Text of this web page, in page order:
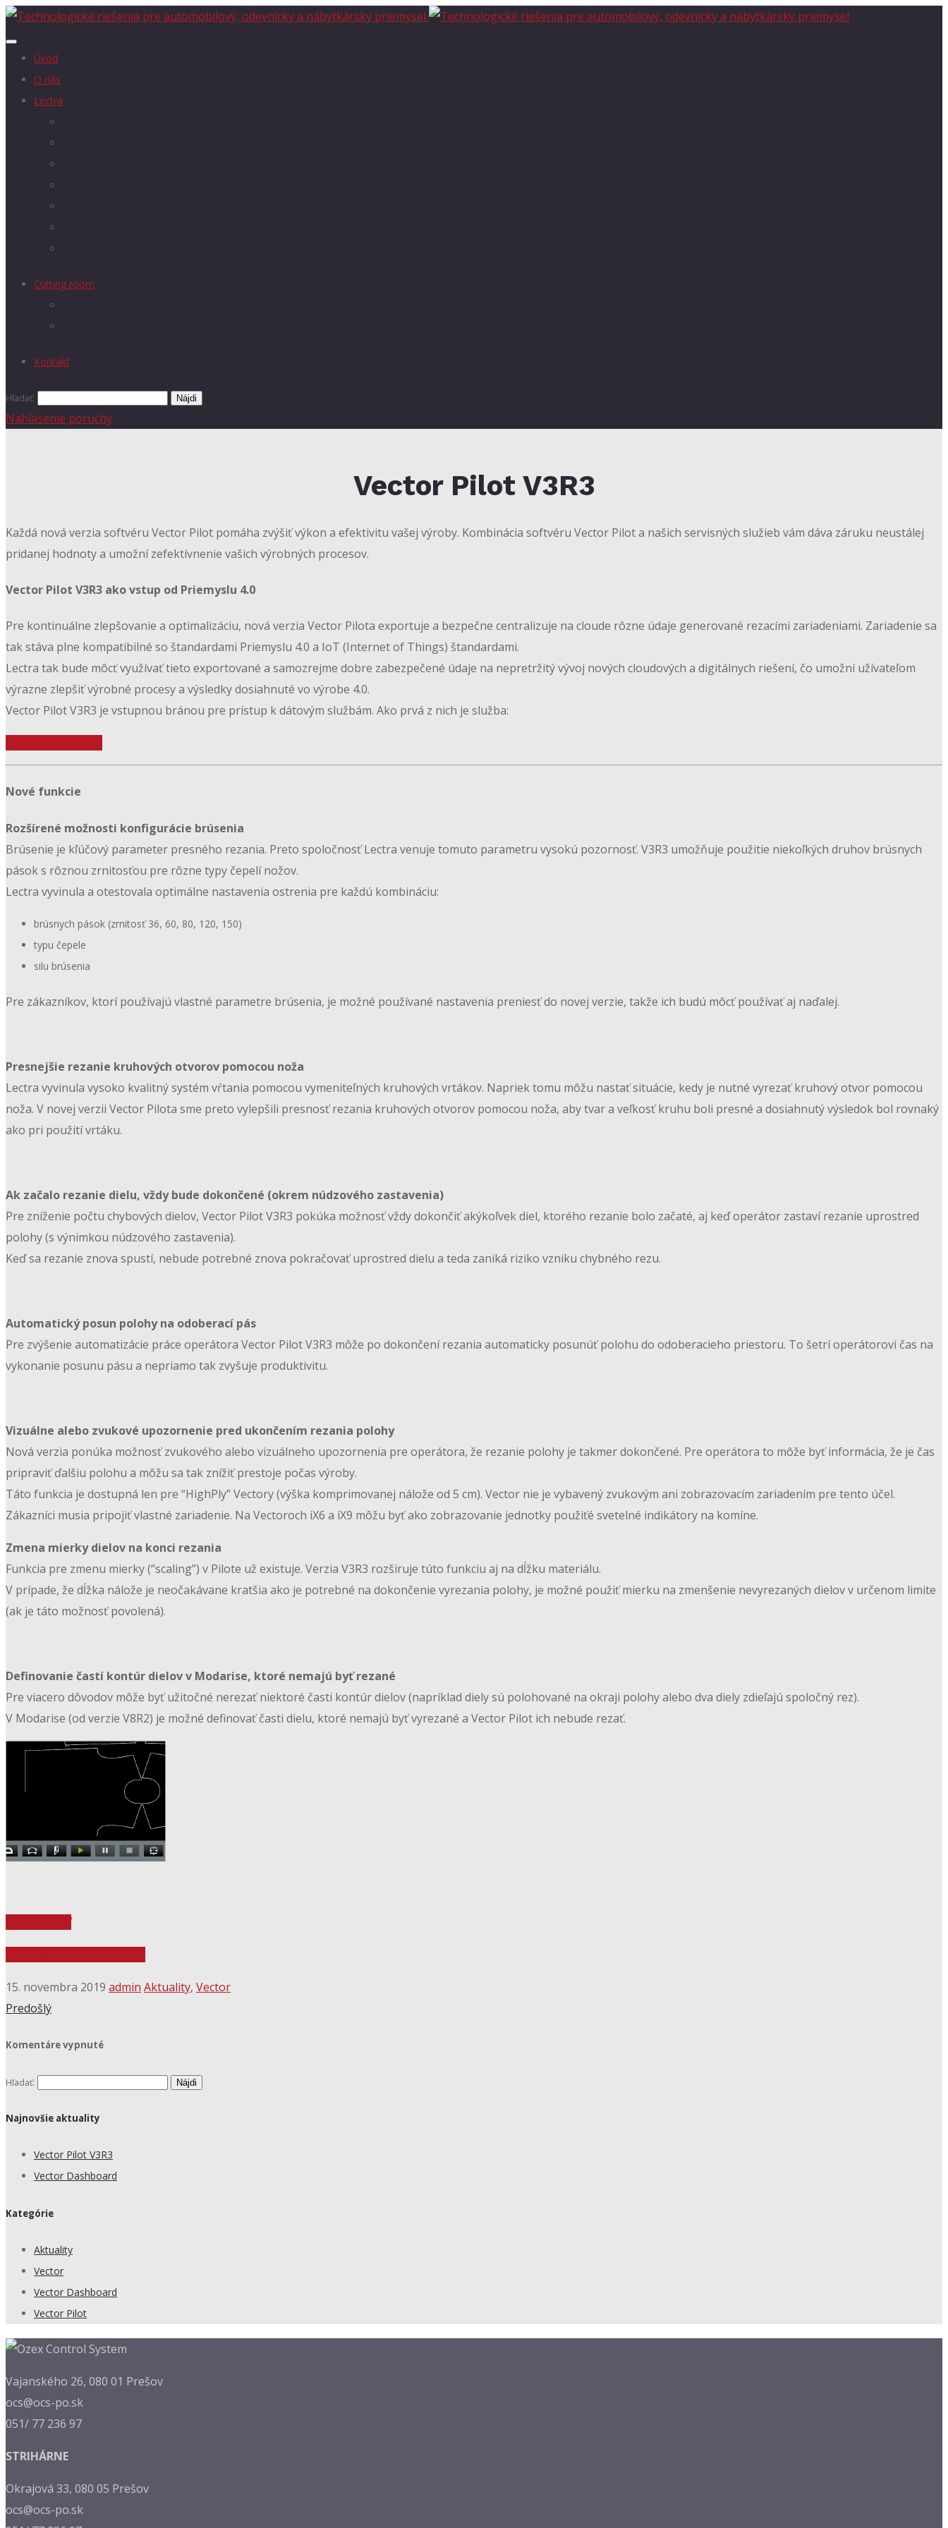
Úvod
O nás
Lectra
Cutting room
Kontakt
Hľadať:
Nahlásenie poruchy
Vector Pilot V3R3
Každá nová verzia softvéru Vector Pilot pomáha zvýšiť výkon a efektivitu vašej výroby. Kombinácia softvéru Vector Pilot a našich servisných služieb vám dáva záruku neustálej
pridanej hodnoty a umožní zefektívnenie vašich výrobných procesov.
Vector Pilot V3R3 ako vstup od Priemyslu 4.0
Pre kontinuálne zlepšovanie a optimalizáciu, nová verzia Vector Pilota exportuje a bezpečne centralizuje na cloude rôzne údaje generované rezacími zariadeniami. Zariadenie sa
tak stáva plne kompatibilné so štandardami Priemyslu 4.0 a IoT (Internet of Things) štandardami.
Lectra tak bude môcť využívať tieto exportované a samozrejme dobre zabezpečené údaje na nepretržitý vývoj nových cloudových a digitálnych riešení, čo umožní užívateľom
výrazne zlepšiť výrobné procesy a výsledky dosiahnuté vo výrobe 4.0.
Vector Pilot V3R3 je vstupnou bránou pre prístup k dátovým službám. Ako prvá z nich je služba:
Nové funkcie
Rozšírené možnosti konfigurácie brúsenia
Brúsenie je kľúčový parameter presného rezania. Preto spoločnosť Lectra venuje tomuto parametru vysokú pozornosť. V3R3 umožňuje použitie niekoľkých druhov brúsnych
pások s rôznou zrnitosťou pre rôzne typy čepelí nožov.
Lectra vyvinula a otestovala optimálne nastavenia ostrenia pre každú kombináciu:
brúsnych pások (zrnitosť 36, 60, 80, 120, 150)
typu čepele
silu brúsenia
Pre zákazníkov, ktorí používajú vlastné parametre brúsenia, je možné používané nastavenia preniesť do novej verzie, takže ich budú môcť používať aj naďalej.
Presnejšie rezanie kruhových otvorov pomocou noža
Lectra vyvinula vysoko kvalitný systém vŕtania pomocou vymeniteľných kruhových vrtákov. Napriek tomu môžu nastať situácie, kedy je nutné vyrezať kruhový otvor pomocou
noža. V novej verzii Vector Pilota sme preto vylepšili presnosť rezania kruhových otvorov pomocou noža, aby tvar a veľkosť kruhu boli presné a dosiahnutý výsledok bol rovnaký
ako pri použití vrtáku.
Ak začalo rezanie dielu, vždy bude dokončené (okrem núdzového zastavenia)
Pre zníženie počtu chybových dielov, Vector Pilot V3R3 pokúka možnosť vždy dokončiť akýkoľvek diel, ktorého rezanie bolo začaté, aj keď operátor zastaví rezanie uprostred
polohy (s výnimkou núdzového zastavenia).
Keď sa rezanie znova spustí, nebude potrebné znova pokračovať uprostred dielu a teda zaniká riziko vzniku chybného rezu.
Automatický posun polohy na odoberací pás
Pre zvýšenie automatizácie práce operátora Vector Pilot V3R3 môže po dokončení rezania automaticky posunúť polohu do odoberacieho priestoru. To šetrí operátorovi čas na
vykonanie posunu pásu a nepriamo tak zvyšuje produktivitu.
Vizuálne alebo zvukové upozornenie pred ukončením rezania polohy
Nová verzia ponúka možnosť zvukového alebo vizuálneho upozornenia pre operátora, že rezanie polohy je takmer dokončené. Pre operátora to môže byť informácia, že je čas
pripraviť ďalšiu polohu a môžu sa tak znížiť prestoje počas výroby.
Táto funkcia je dostupná len pre “HighPly” Vectory (výška komprimovanej nálože od 5 cm). Vector nie je vybavený zvukovým ani zobrazovacím zariadením pre tento účel.
Zákazníci musia pripojiť vlastné zariadenie. Na Vectoroch iX6 a iX9 môžu byť ako zobrazovanie jednotky použiťé svetelné indikátory na komíne.
Zmena mierky dielov na konci rezania
Funkcia pre zmenu mierky (“scaling”) v Pilote už existuje. Verzia V3R3 rozširuje túto funkciu aj na dĺžku materiálu.
V prípade, že dĺžka nálože je neočakávane kratšia ako je potrebné na dokončenie vyrezania polohy, je možné použiť mierku na zmenšenie nevyrezaných dielov v určenom limite
(ak je táto možnosť povolená).
Definovanie častí kontúr dielov v Modarise, ktoré nemajú byť rezané
Pre viacero dôvodov môže byť užitočné nerezať niektoré časti kontúr dielov (napríklad diely sú polohované na okraji polohy alebo dva diely zdieľajú spoločný rez).
V Modarise (od verzie V8R2) je možné definovať časti dielu, ktoré nemajú byť vyrezané a Vector Pilot ich nebude rezať.
15. novembra 2019 admin Aktuality, Vector
Predošlý
Komentáre vypnuté
Hľadať:
Najnovšie aktuality
Vector Pilot V3R3
Vector Dashboard
Kategórie
Aktuality
Vector
Vector Dashboard
Vector Pilot
Vajanského 26, 080 01 Prešov
ocs@ocs-po.sk
051/ 77 236 97
STRIHÁRNE
Okrajová 33, 080 05 Prešov
ocs@ocs-po.sk